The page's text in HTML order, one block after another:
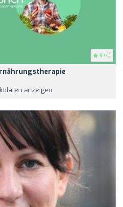
4 (4)
anzeigen